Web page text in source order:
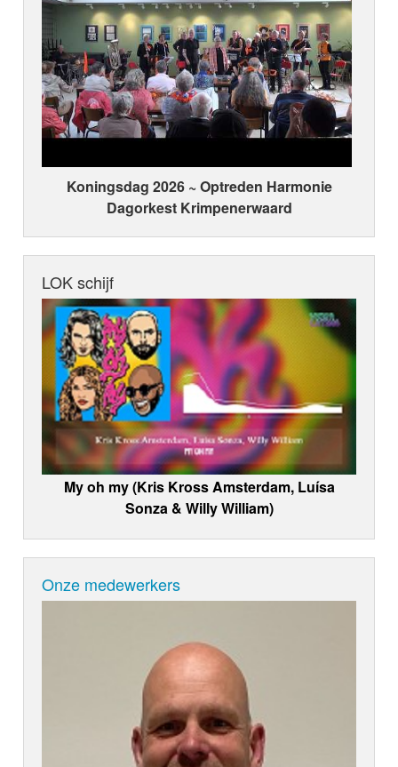
Koningsdag 2026 ~ Optreden Harmonie
Dagorkest Krimpenerwaard
LOK schijf
My oh my (Kris Kross Amsterdam, Luísa
Sonza & Willy William)
Onze medewerkers